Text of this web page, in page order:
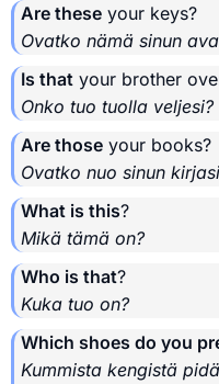
Are these your keys?
Ovatko nämä sinun
Is that your brother
Onko tuo tuolla veljesi?
Are those your books?
Ovatko nuo sinun
What is this?
Mikä tämä on?
Who is that?
Kuka tuo on?
Which shoes do you
Kummista kengistä